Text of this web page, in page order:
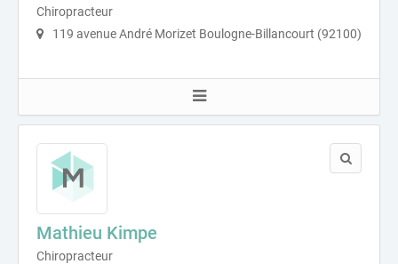
Chiropracteur
119 avenue André Morizet Boulogne-Billancourt (92100)
Mathieu Kimpe
Chiropracteur